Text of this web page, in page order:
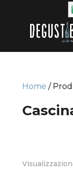
Home /